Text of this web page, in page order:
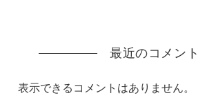
最近のコメント
表示できるコメントはありません。